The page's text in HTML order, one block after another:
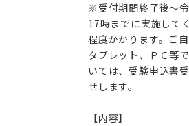
※受付期間終了後～
17時までに実施して
程度かかります。ご
タブレット、ＰＣ等
いては、受験申込書
せします。
【内容】